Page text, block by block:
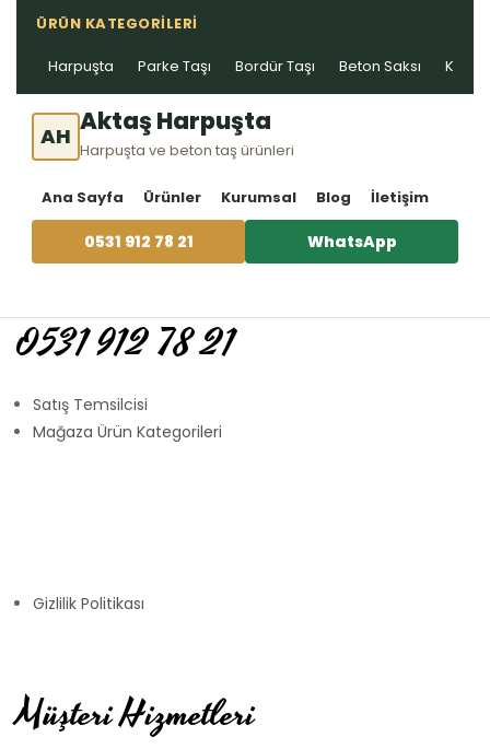
ÜRÜN KATEGORILERI
Harpuşta Parke Taşı Bordür Taşı Beton Saksı Kablo
AH Aktaş Harpuşta
Harpuşta ve beton taş ürünleri
Ana Sayfa Ürünler Kurumsal Blog İletişim
0531 912 78 21 WhatsApp
0531 912 78 21
Satış Temsilcisi
Mağaza Ürün Kategorileri
Gizlilik Politikası
Müşteri Hizmetleri